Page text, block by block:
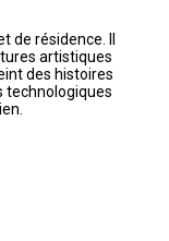
de résidence. Il
artistiques
des histoires
technologiques